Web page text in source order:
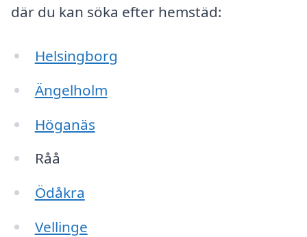
där du kan söka efter hemstäd:
Helsingborg
Ängelholm
Höganäs
Råå
Ödåkra
Vellinge